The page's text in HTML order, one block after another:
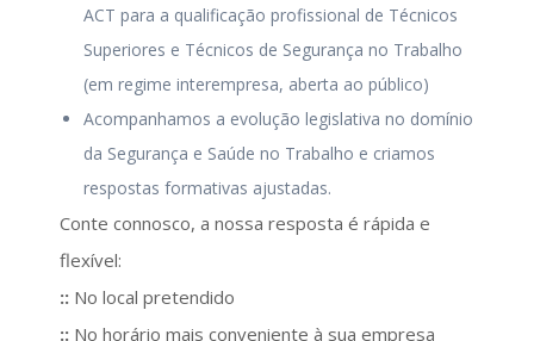
ACT para a qualificação profissional de Técnicos
Superiores e Técnicos de Segurança no Trabalho
(em regime interempresa, aberta ao público)
Acompanhamos a evolução legislativa no domínio
da Segurança e Saúde no Trabalho e criamos
respostas formativas ajustadas.
Conte connosco, a nossa resposta é rápida e
flexível:
:: No local pretendido
:: No horário mais conveniente à sua empresa